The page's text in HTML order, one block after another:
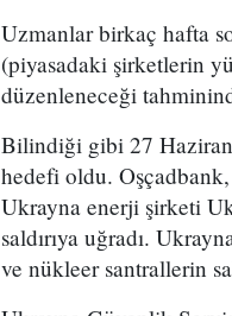
Uzmanlar birkaç hafta
(piyasadaki şirketlerin
düzenleneceği
Bilindiği gibi 27
hedefi oldu.
Ukrayna enerji şirketi
saldırıya uğradı.
ve nükleer santrallerin